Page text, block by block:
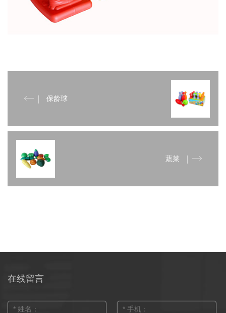
保龄球
蔬菜
在线留言